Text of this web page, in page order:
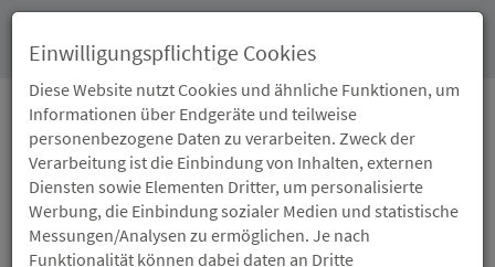
05.03.2012
BEZAHLBARER
WOHNRAUM IN
Einwilligungspflichtige Cookies
Diese Website nutzt Cookies und ähnliche Funktionen, um
Informationen über Endgeräte und teilweise
personenbezogene Daten zu verarbeiten. Zweck der
Verarbeitung ist die Einbindung von Inhalten, externen
Diensten sowie Elementen Dritter, um personalisierte
Werbung, die Einbindung sozialer Medien und statistische
Messungen/Analysen zu ermöglichen. Je nach
Funktionalität können dabei daten an Dritte